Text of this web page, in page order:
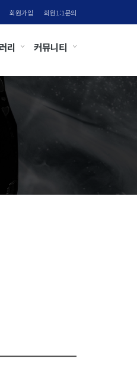
회원가입 회원1:1문의
리 커뮤니티